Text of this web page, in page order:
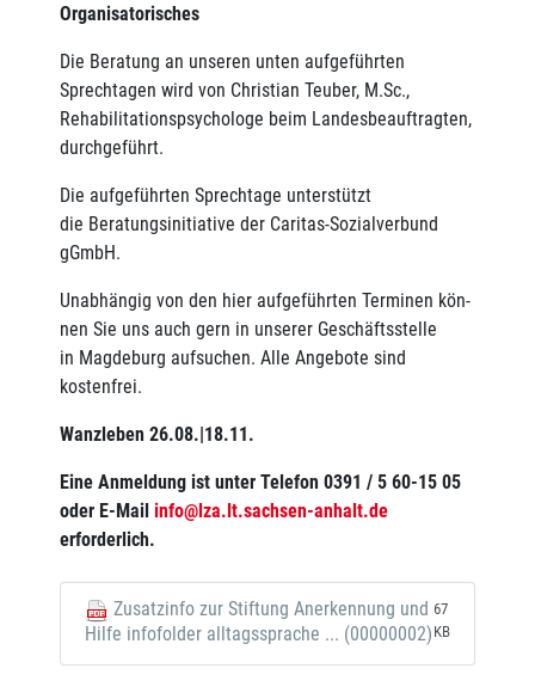
Organisatorisches
Die Beratung an unseren unten aufgeführten
Sprechtagen wird von Christian Teuber, M.Sc.,
Rehabilitationspsychologe beim Landesbeauftragten,
durchgeführt.
Die aufgeführten Sprechtage unterstützt
die Beratungsinitiative der Caritas-Sozialverbund
gGmbH.
Unabhängig von den hier aufgeführten Terminen kön­
nen Sie uns auch gern in unserer Geschäftsstelle
in Magdeburg aufsuchen. Alle Angebote sind
kostenfrei.
Wanzleben 26.08.|18.11.
Eine Anmeldung ist unter Telefon 0391 / 5 60-15 05
oder E-Mail info@lza.lt.sachsen-anhalt.de
erforderlich.
Zusatzinfo zur Stiftung Anerkennung und
Hilfe infofolder alltagssprache ... (00000002)
67
KB